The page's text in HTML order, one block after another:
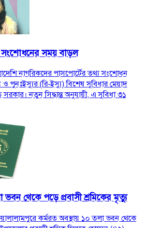
সংশোধনের সময় বাড়ল
নাগরিকদের পাসপোর্টের তথ্য সংশোধন
পুনঃইস্যুর (রি-ইস্যু) বিশেষ সুবিধার মেয়াদ
নতুন সিদ্ধান্ত অনুযায়ী, এ সুবিধা ৩১
ভবন থেকে পড়ে প্রবাসী শ্রমিকের মৃত্যু
কর্মরত অবস্থায় ১০ তলা ভবন থেকে